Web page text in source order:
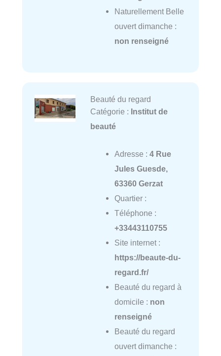
Naturellement Belle
ouvert dimanche :
non renseigné
Beauté du regard
Catégorie : Institut de
beauté
Adresse : 4 Rue
Jules Guesde,
63360 Gerzat
Quartier :
Téléphone :
+33443110755
Site internet :
https://beaute-du-
regard.fr/
Beauté du regard à
domicile : non
renseigné
Beauté du regard
ouvert dimanche :